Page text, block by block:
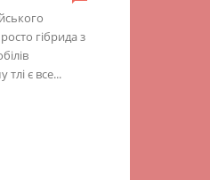
гібрида з
є все...